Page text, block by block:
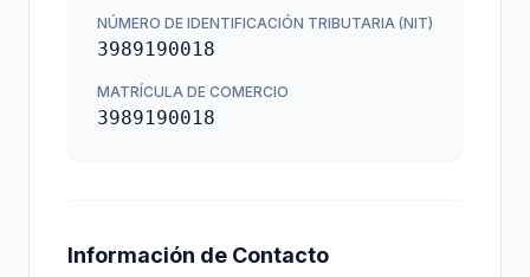
NÚMERO DE IDENTIFICACIÓN TRIBUTARIA (NIT)
3989190018
MATRÍCULA DE COMERCIO
3989190018
Información de Contacto